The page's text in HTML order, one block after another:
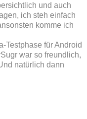
und auch
ich steh einfach
komme ich
Testphase für Android
war so freundlich,
natürlich dann